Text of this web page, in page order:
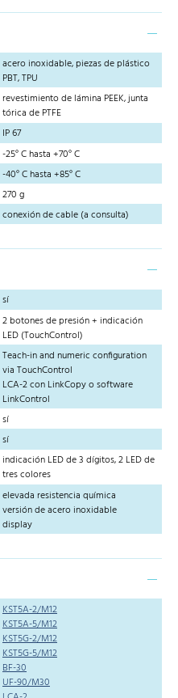
acero inoxidable, piezas de plástico
PBT, TPU
revestimiento de lámina PEEK, junta
tórica de PTFE
IP 67
-25° C hasta +70° C
-40° C hasta +85° C
270 g
conexión de cable (a consulta)
sí
2 botones de presión + indicación
LED (TouchControl)
Teach-in and numeric configuration
via TouchControl
LCA-2 con LinkCopy o software
LinkControl
sí
sí
indicación LED de 3 dígitos, 2 LED de
tres colores
elevada resistencia química
versión de acero inoxidable
display
KST5A-2/M12
KST5A-5/M12
KST5G-2/M12
KST5G-5/M12
BF-30
UF-90/M30